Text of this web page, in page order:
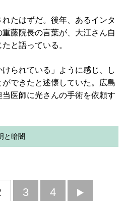
たはずだ。後年、あるインタ
藤院長の言葉が、大江さん自
と語っている。
られている」ように感じ、し
できたと述懐していた。広島
医師に光さんの手術を依頼す
と暗闇
3 4